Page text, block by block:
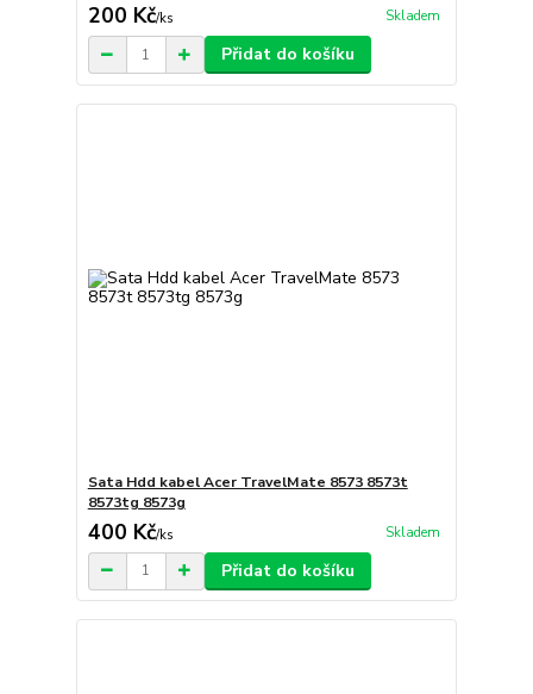
200 Kč/ks Skladem
Přidat do košíku
Sata Hdd kabel Acer TravelMate 8573 8573t
8573tg 8573g
400 Kč/ks Skladem
Přidat do košíku